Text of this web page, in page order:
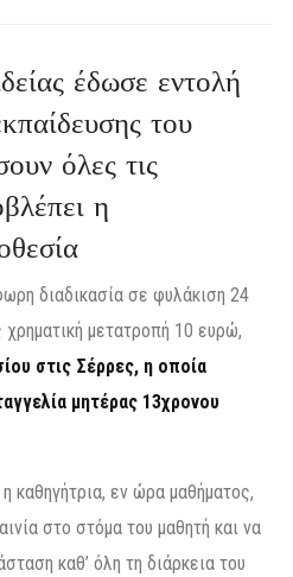
έδωσε εντολή
του
όλες τις
η
διαδικασία σε φυλάκιση 24
μετατροπή 10 ευρώ,
στις Σέρρες, η οποία
μητέρας 13χρονου
καθηγήτρια, εν ώρα μαθήματος,
στο στόμα του μαθητή και να
καθ’ όλη τη διάρκεια του